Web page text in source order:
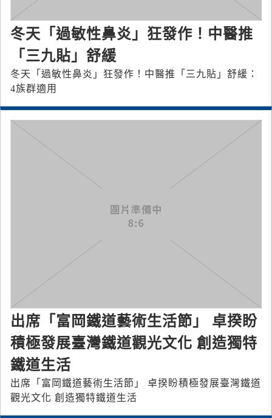
冬天「過敏性鼻炎」狂發作！中醫推
「三九貼」舒緩
冬天「過敏性鼻炎」狂發作！中醫推「三九貼」舒緩：
4族群適用
出席「富岡鐵道藝術生活節」 卓揆盼
積極發展臺灣鐵道觀光文化 創造獨特
鐵道生活
出席「富岡鐵道藝術生活節」 卓揆盼積極發展臺灣鐵道
觀光文化 創造獨特鐵道生活